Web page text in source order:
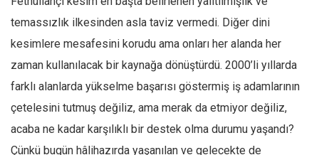
temassızlık ilkesinden asla taviz vermedi. Diğer dini
kesimlere mesafesini korudu ama onları her alanda her
zaman kullanılacak bir kaynağa dönüştürdü. 2000’li yıllarda
farklı alanlarda yükselme başarısı göstermiş iş adamlarının
çetelesini tutmuş değiliz, ama merak da etmiyor değiliz,
acaba ne kadar karşılıklı bir destek olma durumu yaşandı?
Çünkü bugün hâlihazırda yaşanılan ve gelecekte de